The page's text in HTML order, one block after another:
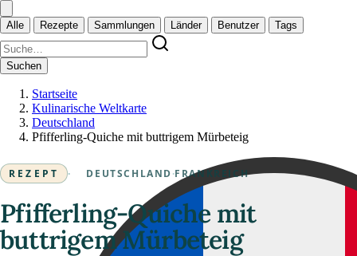
Alle Rezepte Sammlungen Länder Benutzer Tags
Suchen
Startseite
Kulinarische Weltkarte
Deutschland
Pfifferling-Quiche mit buttrigem Mürbeteig
REZEPT · DEUTSCHLAND ·FRANKREICH
Pfifferling-Quiche mit
buttrigem Mürbeteig